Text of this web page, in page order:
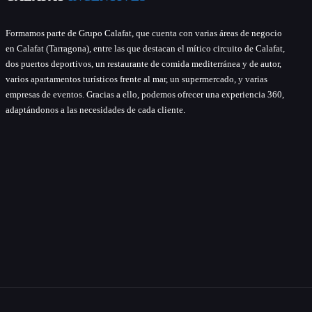
Formamos parte de Grupo Calafat, que cuenta con varias áreas de negocio
en Calafat (Tarragona), entre las que destacan el mítico circuito de Calafat,
dos puertos deportivos, un restaurante de comida mediterránea y de autor,
varios apartamentos turísticos frente al mar, un supermercado, y varias
empresas de eventos. Gracias a ello, podemos ofrecer una experiencia 360,
adaptándonos a las necesidades de cada cliente.